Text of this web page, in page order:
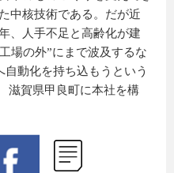
た中核技術である。だが近
、人手不足と高齢化が建
場の外”にまで波及するな
動化を持ち込もうという
滋賀県甲良町に本社を構